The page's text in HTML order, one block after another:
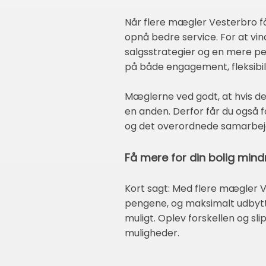
Når flere mægler Vesterbro
opnå bedre service. For at
salgsstrategier og en mere
på både engagement,
Mæglerne ved godt, at hvis
en anden. Derfor får du
og det overordnede
Få mere for din bolig
Kort sagt: Med flere mægler
pengene, og maksimalt
muligt. Oplev forskellen og
muligheder.